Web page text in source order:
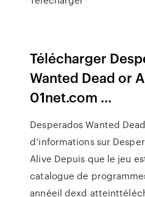
Télécharger
Wanted Dead or
01net.com ...
Desperados Wanted
d’informations sur
Alive Depuis que le jeu
catalogue de
annéeil dexd